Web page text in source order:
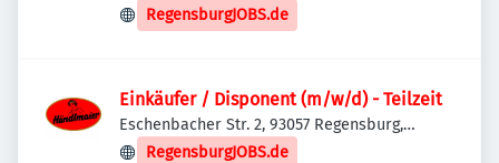
Deutschland
RegensburgJOBS.de
Einkäufer / Disponent (m/w/d) - Teilzeit
Eschenbacher Str. 2, 93057 Regensburg,
Deutschland
RegensburgJOBS.de